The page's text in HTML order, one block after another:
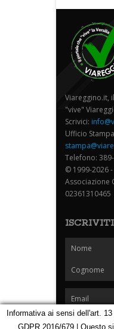
Viareggino.it,
"vive"
Scrivici:
Ufficio
Telefono:
© 1999-2026
Associazione
02361310465
Informativa ai sensi dell'art.
GDPR 2016/679 | Questo